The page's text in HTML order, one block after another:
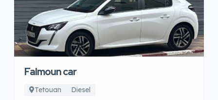
Falmoun car
Tetouan Diesel